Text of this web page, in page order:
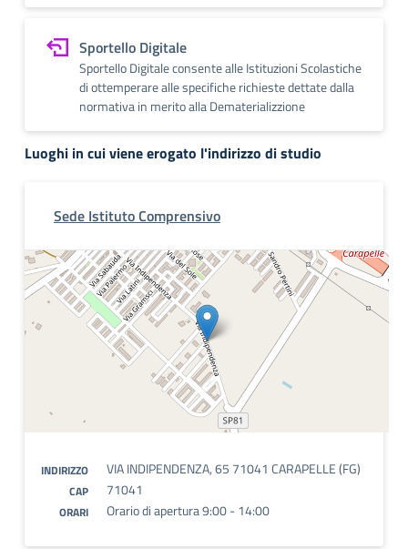
Sportello Digitale
Sportello Digitale consente alle Istituzioni Scolastiche
di ottemperare alle specifiche richieste dettate dalla
normativa in merito alla Dematerializzione
Luoghi in cui viene erogato l'indirizzo di studio
Sede Istituto Comprensivo
INDIRIZZO VIA INDIPENDENZA, 65 71041 CARAPELLE (FG)
CAP 71041
ORARI Orario di apertura 9:00 - 14:00